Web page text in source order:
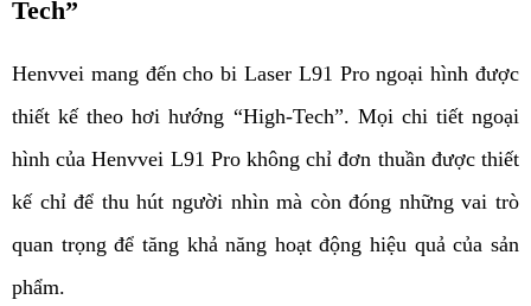
Tech”
Henvvei mang đến cho bi Laser L91 Pro ngoại hình được
thiết kế theo hơi hướng “High-Tech”. Mọi chi tiết ngoại
hình của Henvvei L91 Pro không chỉ đơn thuần được thiết
kế chỉ để thu hút người nhìn mà còn đóng những vai trò
quan trọng để tăng khả năng hoạt động hiệu quả của sản
phẩm.